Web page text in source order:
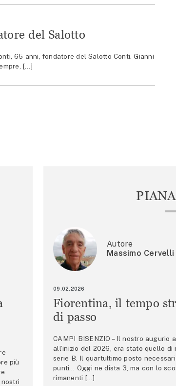
del Salotto
65 anni, fondatore del Salotto Conti. Gianni
[…]
più
Autore
Massimo Cervelli
09.02.2026
Fiorentina, il tempo
di passo
CAMPI BISENZIO – Il nostro augurio
all’inizio del 2026, era stato quello
serie B. Il quartultimo posto
punti… Oggi ne dista 3, ma con lo
rimanenti […]